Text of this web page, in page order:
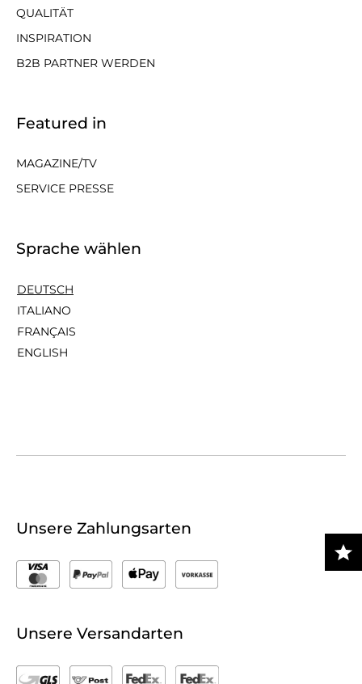
QUALITÄT
INSPIRATION
B2B PARTNER WERDEN
Featured in
MAGAZINE/TV
SERVICE PRESSE
Sprache wählen
DEUTSCH
ITALIANO
FRANÇAIS
ENGLISH
Unsere Zahlungsarten
Unsere Versandarten